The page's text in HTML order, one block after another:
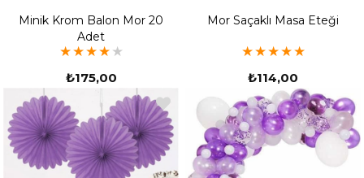
Minik Krom Balon Mor 20
Adet
★★★★ ★
₺175,00
Mor Saçaklı Masa Eteği
★★★★★
₺114,00